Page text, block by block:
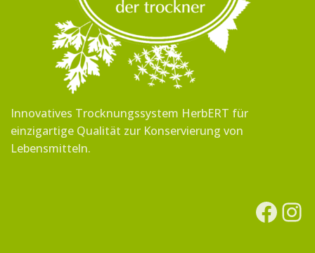
Innovatives Trocknungssystem HerbERT für
einzigartige Qualität zur Konservierung von
Lebensmitteln.